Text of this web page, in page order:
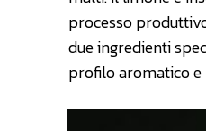
processo
due ingredienti
profilo aromatico e